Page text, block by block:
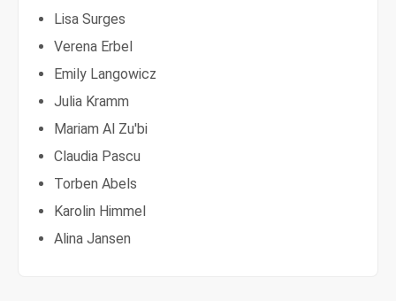
Lisa Surges
Verena Erbel
Emily Langowicz
Julia Kramm
Mariam Al Zu'bi
Claudia Pascu
Torben Abels
Karolin Himmel
Alina Jansen